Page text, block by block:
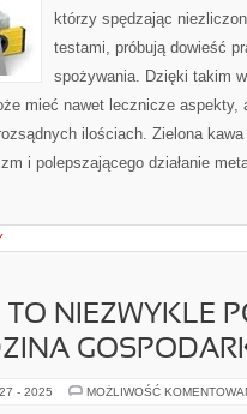
którzy spędzając
testami, próbują dowieść
spożywania. Dzięki takim
mieć nawet lecznicze aspekty,
ilościach. Zielona
i polepszającego działanie
TO NIEZWYKLE
- 2025 MOŻLIWOŚĆ